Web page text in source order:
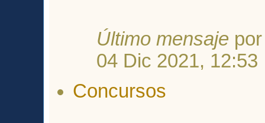
Último mensaje
04 Dic 2021, 12:53
Concursos